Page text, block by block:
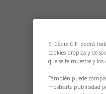
El Cádiz C.F. podrá
cookies propias y de
que se te muestre y
También puede
mostrarte publicidad